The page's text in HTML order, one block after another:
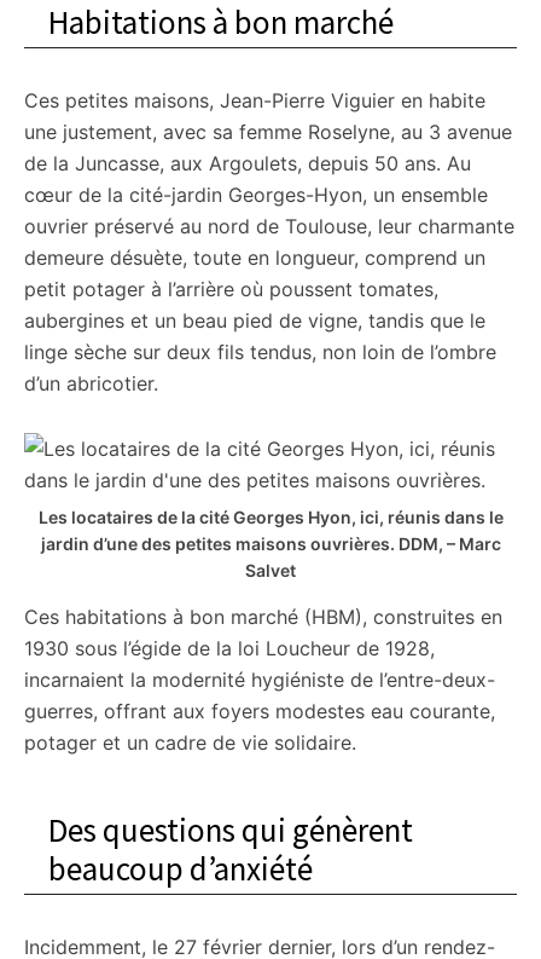
Habitations à bon marché
Ces petites maisons, Jean-Pierre Viguier en habite
une justement, avec sa femme Roselyne, au 3 avenue
de la Juncasse, aux Argoulets, depuis 50 ans. Au
cœur de la cité-jardin Georges-Hyon, un ensemble
ouvrier préservé au nord de Toulouse, leur charmante
demeure désuète, toute en longueur, comprend un
petit potager à l’arrière où poussent tomates,
aubergines et un beau pied de vigne, tandis que le
linge sèche sur deux fils tendus, non loin de l’ombre
d’un abricotier.
Les locataires de la cité Georges Hyon, ici, réunis dans le
jardin d’une des petites maisons ouvrières. DDM, – Marc
Salvet
Ces habitations à bon marché (HBM), construites en
1930 sous l’égide de la loi Loucheur de 1928,
incarnaient la modernité hygiéniste de l’entre-deux-
guerres, offrant aux foyers modestes eau courante,
potager et un cadre de vie solidaire.
Des questions qui génèrent
beaucoup d’anxiété
Incidemment, le 27 février dernier, lors d’un rendez-